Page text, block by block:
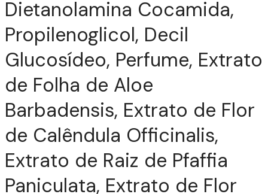
Dietanolamina Cocamida,
Propilenoglicol, Decil
Glucosídeo, Perfume, Extrato
de Folha de Aloe
Barbadensis, Extrato de Flor
de Calêndula Officinalis,
Extrato de Raiz de Pfaffia
Paniculata, Extrato de Flor